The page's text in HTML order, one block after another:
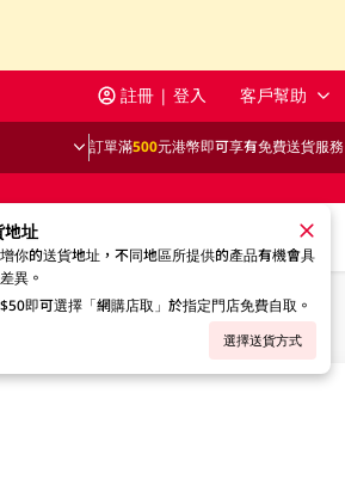
註冊 | 登入 客戶幫助
訂單滿500元港幣即可享有免費送貨服務
地址
你的送貨地址，不同地區所提供的產品有機會具
異。
即可選擇「網購店取」於指定門店免費自取。
選擇送貨方式